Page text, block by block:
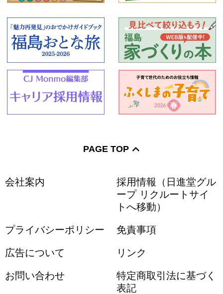
PAGE TOP
会社案内
採用情報（日進堂グル
ープ リクルートサイ
トへ移動）
プライバシーポリシー 免責事項
広告について リンク
お問い合わせ
特定商取引法に基づく
表記